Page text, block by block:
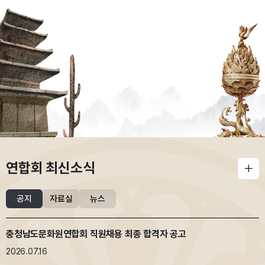
연합회 최신소식
공지 자료실 뉴스
충청남도문화원연합회 직원채용 최종 합격자 공고
2026.07.16